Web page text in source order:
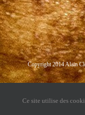
Copyright 2014 Alain
Ce site utilise des